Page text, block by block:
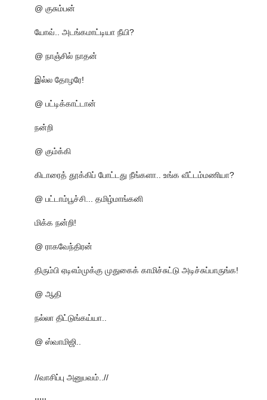
@ குசும்பன்
யோவ்.. அடங்கமாட்டியா நீயி?
@ நாஞ்சில் நாதன்
இல்ல தோழரே!
@ பட்டிக்காட்டான்
நன்றி
@ கும்க்கி
கிடாரைத் தூக்கிப் போட்டது நீங்களா.. உங்க வீட்டம்மணியா?
@ பட்டாம்பூச்சி... தமிழ்மாங்கனி
மிக்க நன்றி!
@ ராகவேந்திரன்
திரும்பி ஏடிஎம்முக்கு முதுகைக் காமிச்சுட்டு அடிச்சுப்பாருங்க!
@ ஆதி
நல்லா திட்டுங்கய்யா..
@ ஸ்வாமிஜி..
//வாசிப்பு அனுபவம்..//